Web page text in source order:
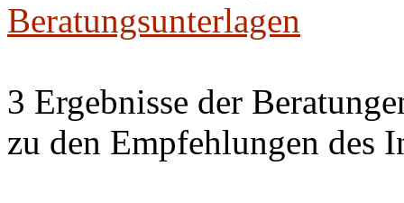
Beratungsunterlagen
3 Ergebnisse der
zu den Empfehlungen des